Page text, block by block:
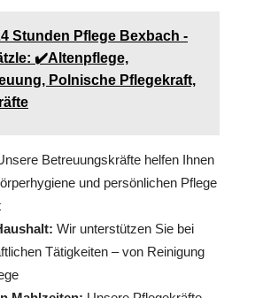
Stunden Pflege Bexbach -
✔️Altenpflege,
Polnische Pflegekraft,
Betreuungskräfte helfen Ihnen
und persönlichen Pflege
Wir unterstützen Sie bei
Tätigkeiten – von Reinigung